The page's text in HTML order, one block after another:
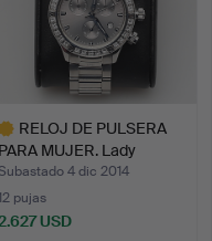
RELOJ DE PULSERA
MUJER. Lady
4 dic 2014
pujas
USD